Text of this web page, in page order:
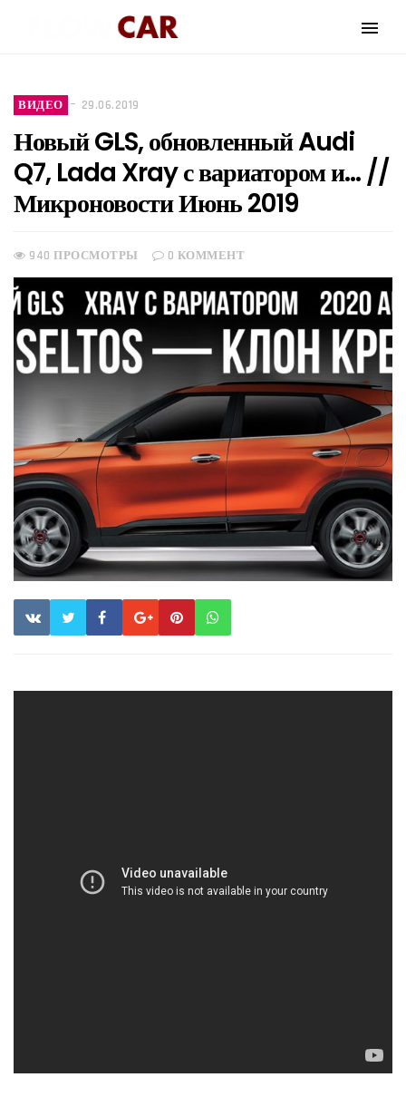
ВИДЕО 29.06.2019
Новый GLS, обновленный Audi
Q7, Lada Xray с вариатором и… //
Микроновости Июнь 2019
940 ПРОСМОТРЫ 0 КОММЕНТ